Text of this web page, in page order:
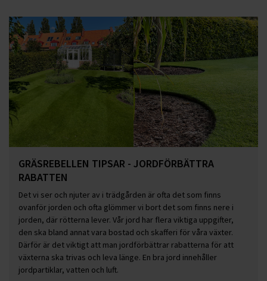
GRÄSREBELLEN TIPSAR - JORDFÖRBÄTTRA
RABATTEN
Det vi ser och njuter av i trädgården är ofta det som finns
ovanför jorden och ofta glömmer vi bort det som finns nere i
jorden, där rötterna lever. Vår jord har flera viktiga uppgifter,
den ska bland annat vara bostad och skafferi för våra växter.
Därför är det viktigt att man jordförbättrar rabatterna för att
växterna ska trivas och leva länge. En bra jord innehåller
jordpartiklar, vatten och luft.